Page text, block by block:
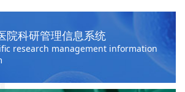
院科研管理信息系统
research management information